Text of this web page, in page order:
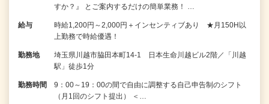
すか？』 とご案内するだけの簡単業務！ …
給与
時給1,200円～2,000円＋インセンティブあり ★月150H以
上勤務で時給優遇！
勤務地
埼玉県川越市脇田本町14-1 日本生命川越ビル2階／「川越
駅」徒歩1分
勤務時間
9：00～19：00の間で自由に調整する自己申告制のシフト
（月1回のシフト提出） ＜…